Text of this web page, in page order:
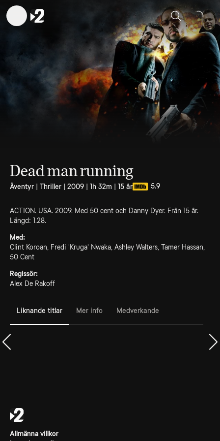
Sök
Dead man running
Äventyr | Thriller | 2009 | 1h 32m | 15 år 5.9
ACTION. USA. 2009. Med 50 cent och Danny Dyer. Från 15 år.
Längd: 1.28.
Med:
Clint Koroan, Fredi 'Kruga' Nwaka, Ashley Walters, Tamer Hassan,
50 Cent
Regissör:
Alex De Rakoff
Liknande titlar Mer info Medverkande
Allmänna villkor